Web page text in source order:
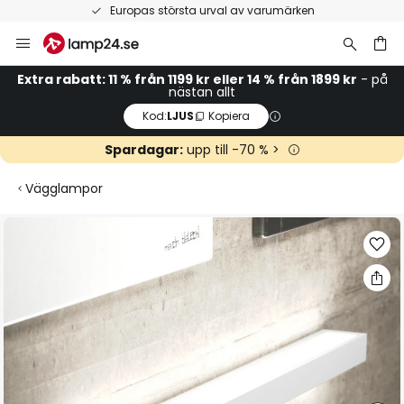
Europas största urval av varumärken
Hoppa
till
innehållet
Extra rabatt: 11 % från 1199 kr eller 14 % från 1899 kr - på
nästan allt
Kod:LJUS Kopiera
Spardagar:upp till -70 % >
Vägglampor
bildgalleriet